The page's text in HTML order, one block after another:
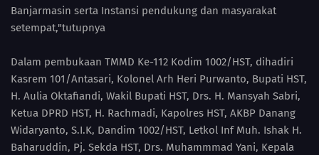
Banjarmasin serta Instansi pendukung dan masyarakat
setempat,"tutupnya
Dalam pembukaan TMMD Ke-112 Kodim 1002/HST, dihadiri
Kasrem 101/Antasari, Kolonel Arh Heri Purwanto, Bupati HST,
H. Aulia Oktafiandi, Wakil Bupati HST, Drs. H. Mansyah Sabri,
Ketua DPRD HST, H. Rachmadi, Kapolres HST, AKBP Danang
Widaryanto, S.I.K, Dandim 1002/HST, Letkol Inf Muh. Ishak H.
Baharuddin, Pj. Sekda HST, Drs. Muhammmad Yani, Kepala